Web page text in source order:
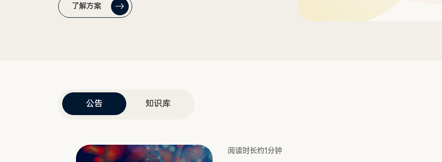
了解方案
公告 知识库
阅读时长约1分钟